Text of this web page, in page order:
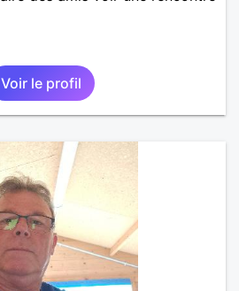
Voir le profil